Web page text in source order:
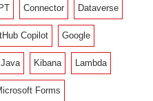
Connector Dataverse
Copilot Google
Java Kibana Lambda
Forms